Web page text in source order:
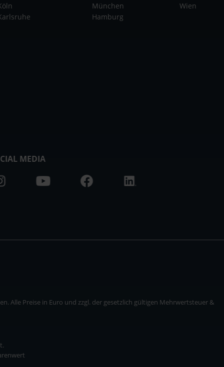
München
Hamburg
Wien
MEDIA
Alle Preise in Euro und zzgl. der gesetzlich gültigen Mehrwertsteuer &